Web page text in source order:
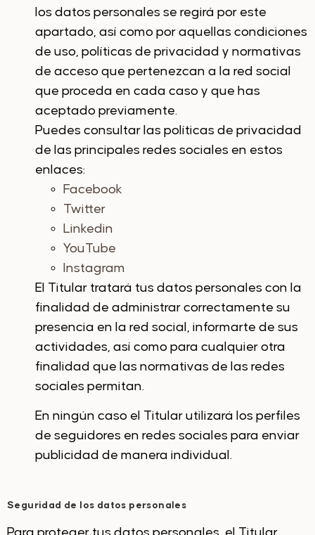
los datos personales se regirá por este
apartado, así como por aquellas condiciones
de uso, políticas de privacidad y normativas
de acceso que pertenezcan a la red social
que proceda en cada caso y que has
aceptado previamente.
Puedes consultar las políticas de privacidad
de las principales redes sociales en estos
enlaces:
Facebook
Twitter
Linkedin
YouTube
Instagram
El Titular tratará tus datos personales con la
finalidad de administrar correctamente su
presencia en la red social, informarte de sus
actividades, así como para cualquier otra
finalidad que las normativas de las redes
sociales permitan.
En ningún caso el Titular utilizará los perfiles
de seguidores en redes sociales para enviar
publicidad de manera individual.
Seguridad de los datos personales